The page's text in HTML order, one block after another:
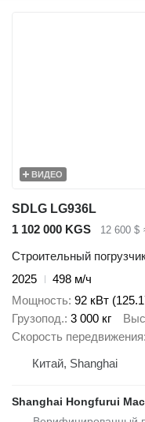
ВИДЕО
SDLG LG936L
1 102 000 KGS
12 600 $
Строительный
2025
498 м/ч
Мощность 92 кВт
Грузопод. 3 000 кг
Скорость передвижения
Китай, Shanghai
Shanghai Hongfurui